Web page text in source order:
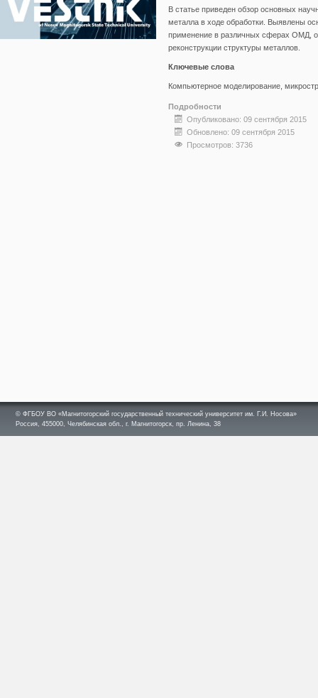
В статье приведен обзор основных
металла в ходе обработки. Выявлены
применение в различных сферах ОМД,
реконструкции структуры металлов.
Ключевые слова
Компьютерное моделирование,
Подробности
Опубликовано: 09 сентября 2015
Обновлено: 09 сентября 2015
Просмотров: 3736
© ФГБОУ ВО «Магнитогорский государственный технический университет им. Г.И. Носова»
Россия, 455000, Челябинская обл., г. Магнитогорск, пр. Ленина, 38